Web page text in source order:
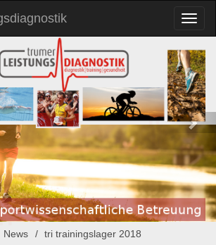
News tri trainingslager 2018